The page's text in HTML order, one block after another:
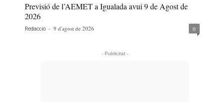
Previsió de l’AEMET a Igualada avui 9 de Agost de
2026
Redacció - 9 d'agost de 2026 0
- Publicitat -